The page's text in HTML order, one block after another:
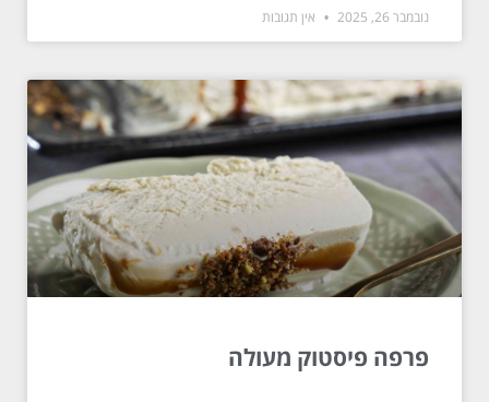
נובמבר 26, 2025 אין תגובות
פרפה פיסטוק מעולה